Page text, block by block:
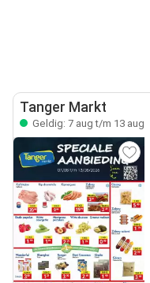
Tanger Markt
Geldig: 7 aug t/m 13 aug